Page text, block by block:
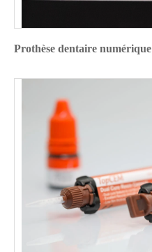
Prothèse dentaire numérique